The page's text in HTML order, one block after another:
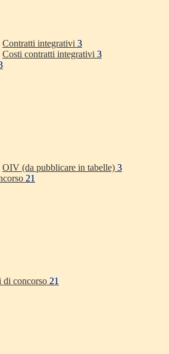
Contratti integrativi 3
Costi contratti integrativi 3
OIV (da pubblicare in tabelle) 3
21
di concorso 21